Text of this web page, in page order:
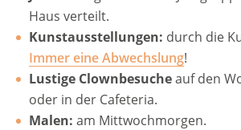
Haus verteilt.
Kunstausstellungen: durch die
Immer eine Abwechslung!
Lustige Clownbesucheauf den
oder in der Cafeteria.
Malen: am Mittwochmorgen.